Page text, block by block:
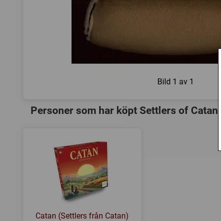
Bild 1 av 1
Personer som har köpt Settlers of
Catan (Settlers från Catan)